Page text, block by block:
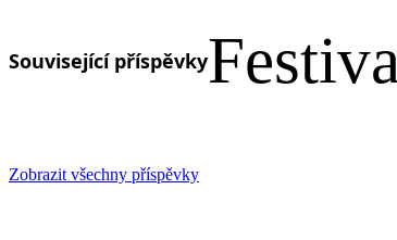
Související příspěvky
Zobrazit všechny příspěvky